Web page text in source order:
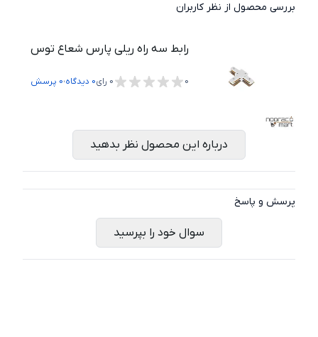
بررسی محصول از نظر کاربران
رابط سه راه ریلی پارس شعاع توس
0
0 رای0 دیدگاه،0 پرسش
درباره این محصول نظر بدهید
پرسش و پاسخ
سوال خود را بپرسید